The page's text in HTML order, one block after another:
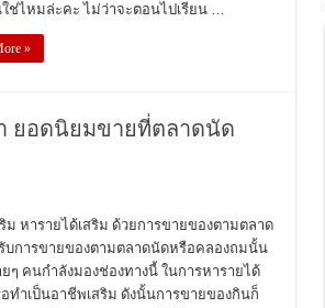
ช่ไหมล่ะคะ ไม่ว่าจะตอนไปเรียน …
»
ยอดนิยมขายที่ตลาดนัด
ม หารายได้เสริม ด้วยการขายของตามตลาด
บการขายของตามตลาดนัดหรือคลองถมนั้น
ๆ คนกำลังมองช่องทางนี้ ในการหารายได้
อทำเป็นอาชีพเสริม ดังนั้นการขายของกินก็